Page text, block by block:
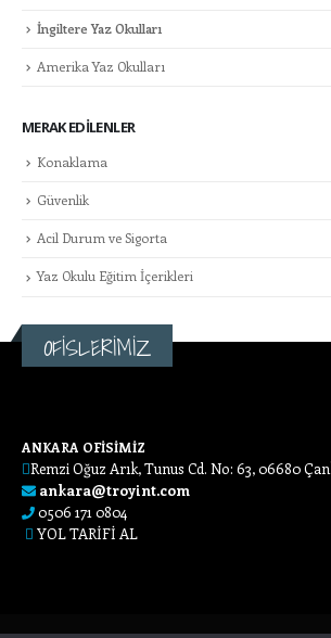
İngiltere Yaz Okulları
Amerika Yaz Okulları
MERAK EDILENLER
Konaklama
Güvenlik
Acil Durum ve Sigorta
Yaz Okulu Eğitim İçerikleri
OFİSLERİMİZ
ANKARA OFİSİMİZ
Remzi Oğuz Arık, Tunus Cd. No: 63, 06680
ankara@troyint.com
0506 171 0804
YOL TARİFİ AL